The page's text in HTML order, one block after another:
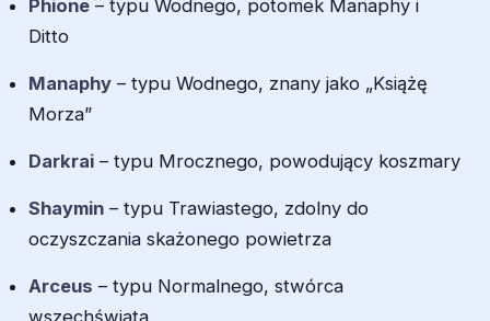
Phione – typu Wodnego, potomek Manaphy i
Ditto
Manaphy – typu Wodnego, znany jako „Książę
Morza”
Darkrai – typu Mrocznego, powodujący koszmary
Shaymin – typu Trawiastego, zdolny do
oczyszczania skażonego powietrza
Arceus – typu Normalnego, stwórca
wszechświata